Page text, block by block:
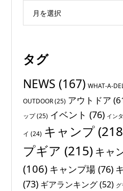
月を選択
タグ
NEWS (167) WHAT-A-
OUTDOOR(25) アウトドア
ップ(25) イベント (76) イン
イ (24) キャンプ
プギア (215) キャ
(106) キャンプ場 (76)
(73) ギアランキング(52) グ